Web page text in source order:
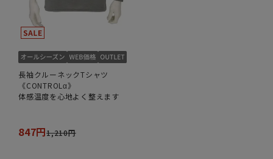
長袖クルーネックTシャツ
《CONTROLα》
体感温度を心地よく整えます
847円1,210円